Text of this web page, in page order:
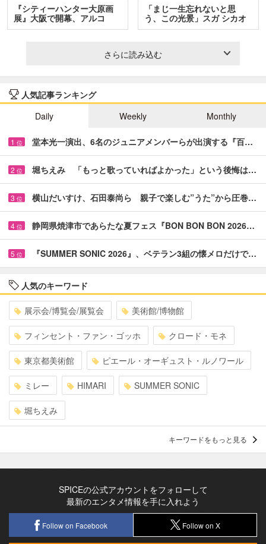
『シティーハンター大原画
展』大阪で開幕、アルコ
＆…
「まじ一生忘れないと思
う、この光景」スガ シカオ
と…
さらに読み込む
人気記事ランキング
Daily
Weekly Monthly
1 位 堂本光一演出、6名のジュニアメンバーらが出演する『百…
2 位 堀ちえみ 「もっと歌っていればよかった」という後悔は…
3 位 横山だいすけ、石田泰尚ら 親子で楽しむ”うた”から圧巻…
4 位 静岡県焼津市であらたな夏フェス『BON BON BON 2026…
5 位 『SUMMER SONIC 2026』、ベテラン3組の懐メロだけで…
人気のキーワード
展示会/博覧会/展覧会 美術館/博物館
フィンセント・ファン・ゴッホ クロード・モネ
東京都美術館 ピエール・オーギュスト・ルノワール
ミレー HIMARI SUMMER SONIC
堀ちえみ
キーワードをもっと見る
SPICEの公式アカウントをフォローして
最新のエンタメ情報を手に入れよう
Follow on Facebook Follow on X